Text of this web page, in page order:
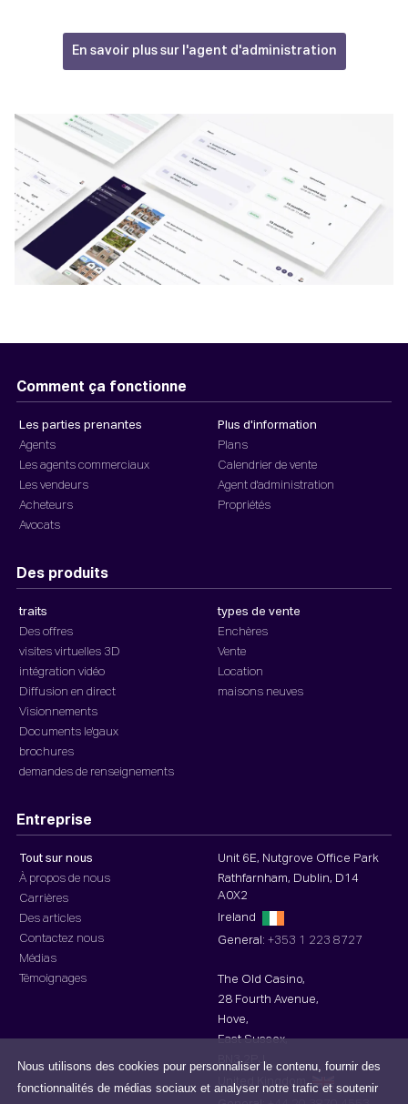
Nous utilisons des cookies pour personnaliser le contenu, fournir des
fonctionnalités de médias sociaux et analyser notre trafic et soutenir
En savoir plus sur l'agent d'administration
Comment ça fonctionne
Les parties prenantes
Agents
Les agents commerciaux
Les vendeurs
Acheteurs
Avocats
Plus d'information
Plans
Calendrier de vente
Agent d'administration
Propriétés
Des produits
traits
Des offres
visites virtuelles 3D
intégration vidéo
Diffusion en direct
Visionnements
Documents le'gaux
brochures
demandes de renseignements
types de vente
Enchères
Vente
Location
maisons neuves
Entreprise
Tout sur nous
À propos de nous
Carrières
Des articles
Contactez nous
Médias
Témoignages
Unit 6E, Nutgrove Office Park
Rathfarnham, Dublin, D14
A0X2
Ireland
General: +353 1 223 8727
The Old Casino,
28 Fourth Avenue,
Hove,
East Sussex,
BN3 2PJ,
United Kingdom